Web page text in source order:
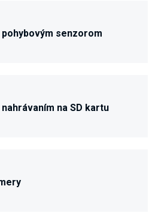
pohybovým senzorom
na SD kartu